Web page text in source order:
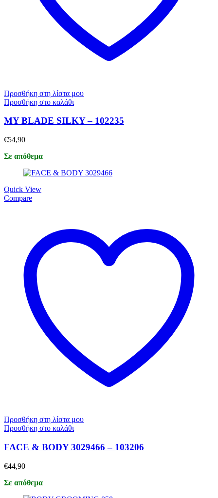
Προσθήκη στη λίστα μου
Προσθήκη στο καλάθι
MY BLADE SILKY – 102235
€54,90
Σε απόθεμα
Quick View
Compare
Προσθήκη στη λίστα μου
Προσθήκη στο καλάθι
FACE & BODY 3029466 – 103206
€44,90
Σε απόθεμα